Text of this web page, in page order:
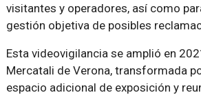
visitantes y operadores, así como
gestión objetiva de posibles
Esta videovigilancia se amplió en
Mercatali de Verona, transformada
espacio adicional de exposición y